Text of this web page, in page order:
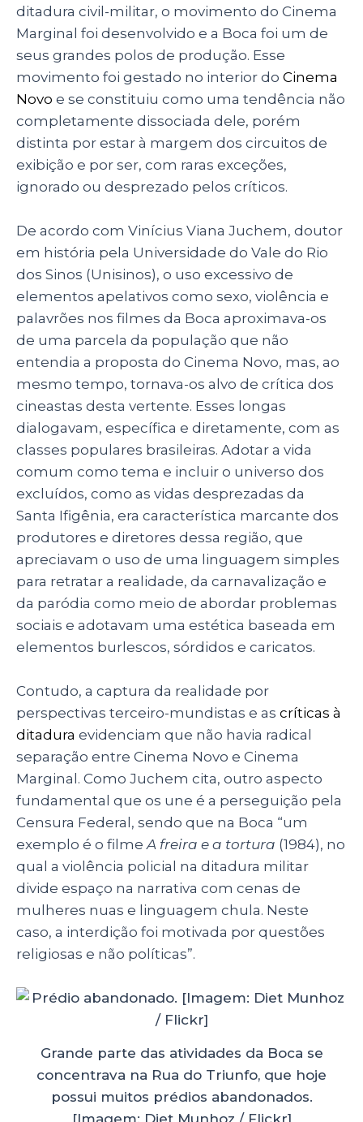
ditadura civil-militar, o movimento do Cinema
Marginal foi desenvolvido e a Boca foi um de
seus grandes polos de produção. Esse
movimento foi gestado no interior do Cinema
Novo e se constituiu como uma tendência não
completamente dissociada dele, porém
distinta por estar à margem dos circuitos de
exibição e por ser, com raras exceções,
ignorado ou desprezado pelos críticos.
De acordo com Vinícius Viana Juchem, doutor
em história pela Universidade do Vale do Rio
dos Sinos (Unisinos), o uso excessivo de
elementos apelativos como sexo, violência e
palavrões nos filmes da Boca aproximava-os
de uma parcela da população que não
entendia a proposta do Cinema Novo, mas, ao
mesmo tempo, tornava-os alvo de crítica dos
cineastas desta vertente. Esses longas
dialogavam, específica e diretamente, com as
classes populares brasileiras. Adotar a vida
comum como tema e incluir o universo dos
excluídos, como as vidas desprezadas da
Santa Ifigênia, era característica marcante dos
produtores e diretores dessa região, que
apreciavam o uso de uma linguagem simples
para retratar a realidade, da carnavalização e
da paródia como meio de abordar problemas
sociais e adotavam uma estética baseada em
elementos burlescos, sórdidos e caricatos.
Contudo, a captura da realidade por
perspectivas terceiro-mundistas e as críticas à
ditadura evidenciam que não havia radical
separação entre Cinema Novo e Cinema
Marginal. Como Juchem cita, outro aspecto
fundamental que os une é a perseguição pela
Censura Federal, sendo que na Boca “um
exemplo é o filmeA freira e a tortura (1984), no
qual a violência policial na ditadura militar
divide espaço na narrativa com cenas de
mulheres nuas e linguagem chula. Neste
caso, a interdição foi motivada por questões
religiosas e não políticas”.
Grande parte das atividades da Boca se
concentrava na Rua do Triunfo, que hoje
possui muitos prédios abandonados.